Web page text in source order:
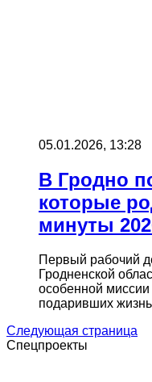
05.01.2026, 13:28
В Гродно
которые
минуты
Первый рабочий
Гродненской
особенной
подаривших
Следующая страница
Спецпроекты